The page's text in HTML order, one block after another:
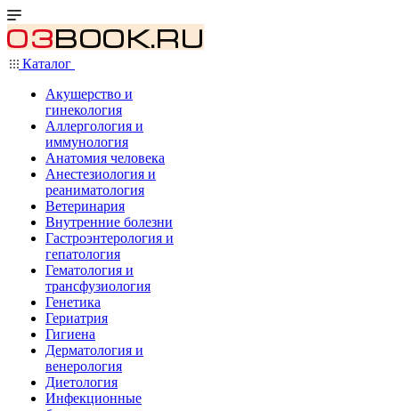
Каталог
Акушерство и
гинекология
Аллергология и
иммунология
Анатомия человека
Анестезиология и
реаниматология
Ветеринария
Внутренние болезни
Гастроэнтерология и
гепатология
Гематология и
трансфузиология
Генетика
Гериатрия
Гигиена
Дерматология и
венерология
Диетология
Инфекционные